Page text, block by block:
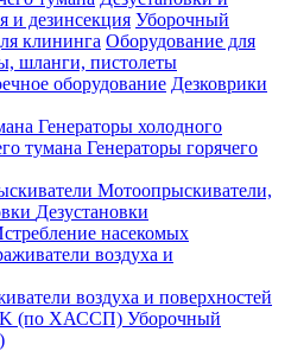
и дезинсекция Уборочный
клининга Оборудование для
шланги, пистолеты
оборудование Дезковрики
Генераторы холодного
Генераторы горячего
Мотоопрыскиватели,
Дезустановки
насекомых
воздуха и поверхностей
Уборочный